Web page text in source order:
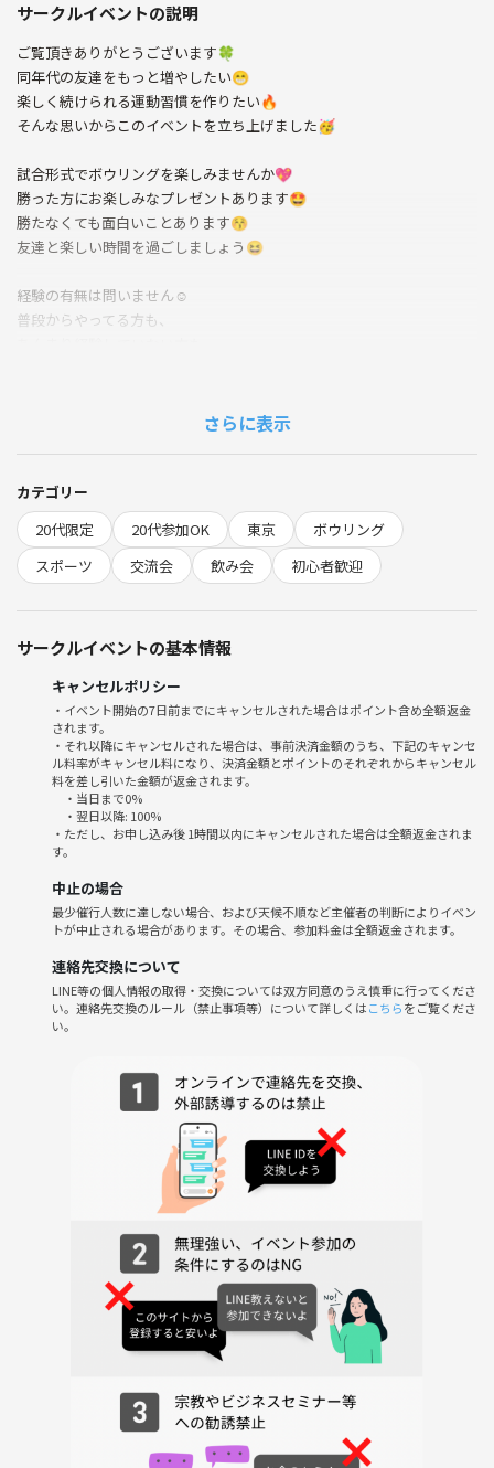
サークルイベントの説明
ご覧頂きありがとうございます🍀
同年代の友達をもっと増やしたい😁
楽しく続けられる運動習慣を作りたい🔥
そんな思いからこのイベントを立ち上げました🥳
試合形式でボウリングを楽しみませんか💖
勝った方にお楽しみなプレゼントあります🤩
勝たなくても面白いことあります😚
友達と楽しい時間を過ごしましょう😆
経験の有無は問いません☺️
普段からやってる方も、
産、宗教等の営業勧誘行為、何かの営利またはその準備を目的とした行
為は禁止です💀
楽しくボウリングをする場を作るため、
そのような方の参加はご遠慮ください😇
そういった方が来た場合、主催者の余計な仕事が増えてしまうので😅よ
ろしくお願いします。
🌟参加して欲しい人♪
☆友達と一緒にスポーツを楽しみたい人
☆友達と一緒にボウリングを楽しみたい人
☆同年代の友達が欲しい人
☆試合を全力で楽しめる人
↓こんな方は楽しめないかもなので💦参加ご遠慮ください🙇
・己との勝負に集中する人
・スポーツマンシップが欠落している人
🌟場所
東京ドームボウリングセンター(水道橋駅すぐそば)
アクセス | 東京ドームボウリングセンター | 東京ドームシティ https://sh
5/22 19時30分から試合スタート♪
ボウリング場5階受付前集合
2ゲームを予定しています！21時頃終了予定
終わった後は任意参加で交流会🍻します♪
☆ボウリング代として、男性2,500円女性2,000円
現地でお支払いいただきます🍀
(任意参加の飲み会代は飲み終わった後にお支払いいただきます😊)
☆靴下(忘れると現地で購入をお願いします💦)
はじめましての方がほとんどです😁
お気軽に参加お待ちしています💖
(リピーターの方もぜひ🍀🫶)
さらに表示
カテゴリー
20代限定
20代参加OK 東京
ボウリング
スポーツ
交流会 飲み会 初心者歓迎
サークルイベントの基本情報
キャンセルポリシー
・イベント開始の7日前までにキャンセルされた場合はポイント含め全額返金
されます。
・それ以降にキャンセルされた場合は、事前決済金額のうち、下記のキャンセ
ル料率がキャンセル料になり、決済金額とポイントのそれぞれからキャンセル
料を差し引いた金額が返金されます。
・当日まで0%
・翌日以降: 100%
・ただし、お申し込み後 1時間以内にキャンセルされた場合は全額返金されま
す。
中止の場合
最少催行人数に達しない場合、および天候不順など主催者の判断によりイベン
トが中止される場合があります。その場合、参加料金は全額返金されます。
連絡先交換について
LINE等の個人情報の取得・交換については双方同意のうえ慎重に行ってくださ
い。連絡先交換のルール（禁止事項等）について詳しくはこちらをご覧くださ
い。